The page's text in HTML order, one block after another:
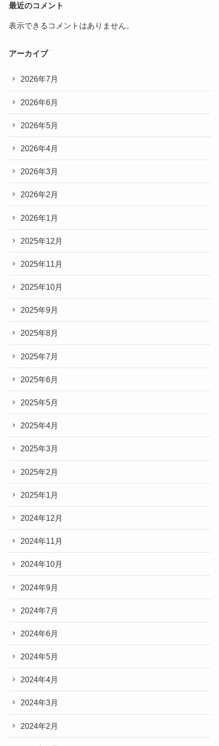
最近のコメント
表示できるコメントはありません。
アーカイブ
2026年7月
2026年6月
2026年5月
2026年4月
2026年3月
2026年2月
2026年1月
2025年12月
2025年11月
2025年10月
2025年9月
2025年8月
2025年7月
2025年6月
2025年5月
2025年4月
2025年3月
2025年2月
2025年1月
2024年12月
2024年11月
2024年10月
2024年9月
2024年7月
2024年6月
2024年5月
2024年4月
2024年3月
2024年2月